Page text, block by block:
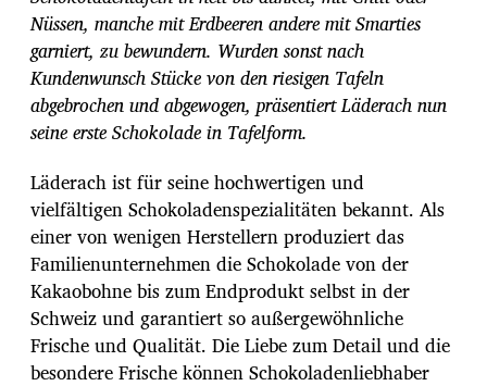
Nüssen, manche mit Erdbeeren andere mit Smarties
garniert, zu bewundern. Wurden sonst nach
Kundenwunsch Stücke von den riesigen Tafeln
abgebrochen und abgewogen, präsentiert Läderach nun
seine erste Schokolade in Tafelform.
Läderach ist für seine hochwertigen und
vielfältigen Schokoladenspezialitäten bekannt. Als
einer von wenigen Herstellern produziert das
Familienunternehmen die Schokolade von der
Kakaobohne bis zum Endprodukt selbst in der
Schweiz und garantiert so außergewöhnliche
Frische und Qualität. Die Liebe zum Detail und die
besondere Frische können Schokoladenliebhaber